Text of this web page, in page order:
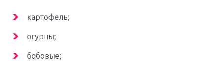
картофель;
огурцы;
бобовые;